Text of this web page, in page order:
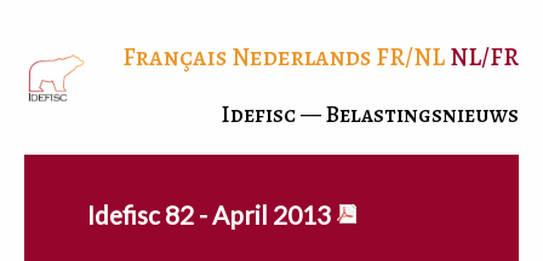
FrançaisNederlandsFR/NLNL/FR
Idefisc — Belastingsnieuws
Idefisc 82 - April 2013